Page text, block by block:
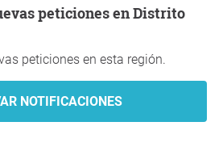
peticiones en esta región.